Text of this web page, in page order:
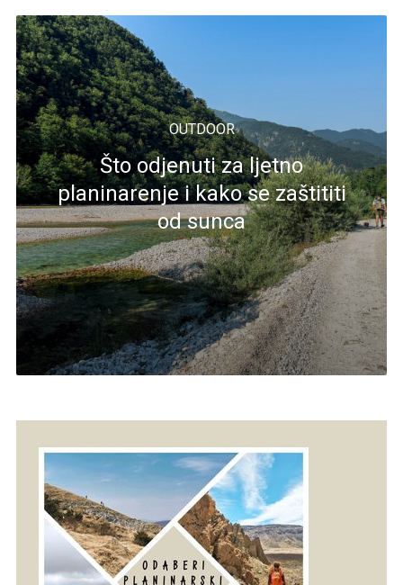
OUTDOOR
Što odjenuti za ljetno
planinarenje i kako se zaštititi
od sunca